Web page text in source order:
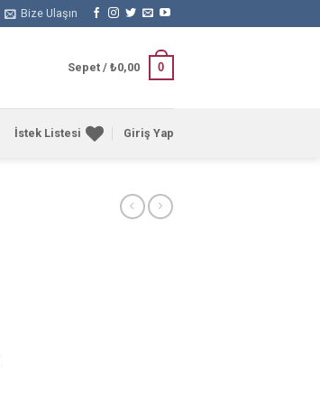
Bize Ulaşın
Sepet / ₺0,00 0
İstek Listesi Giriş Yap